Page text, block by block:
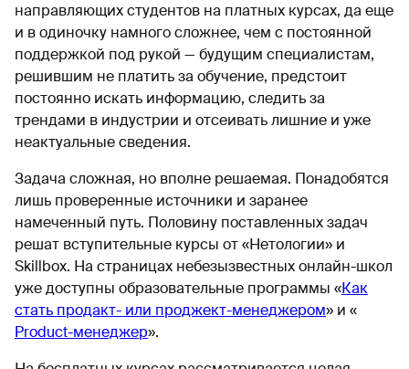
направляющих студентов на платных курсах, да еще
и в одиночку намного сложнее, чем с постоянной
поддержкой под рукой — будущим специалистам,
решившим не платить за обучение, предстоит
постоянно искать информацию, следить за
трендами в индустрии и отсеивать лишние и уже
неактуальные сведения.
Задача сложная, но вполне решаемая. Понадобятся
лишь проверенные источники и заранее
намеченный путь. Половину поставленных задач
решат вступительные курсы от «Нетологии» и
Skillbox. На страницах небезызвестных онлайн-школ
уже доступны образовательные программы «Как
стать продакт- или проджект-менеджером» и «
Product-менеджер».